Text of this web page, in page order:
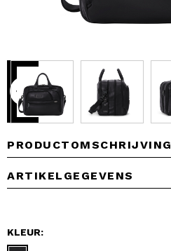
PRODUCTOMSCHRIJVING
ARTIKELGEGEVENS
KLEUR: